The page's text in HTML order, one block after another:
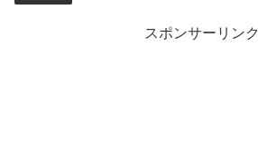
スポンサーリンク